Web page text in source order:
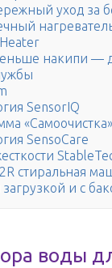
уход за
накипи —
SensorIQ
«Самоочистка»
SensoCare
стиральная
и с
воды